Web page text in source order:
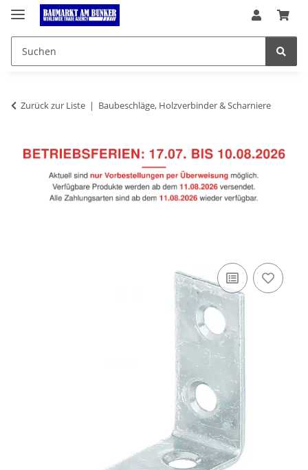
Zurück zur Liste Baubeschläge, Holzverbinder & Scharniere